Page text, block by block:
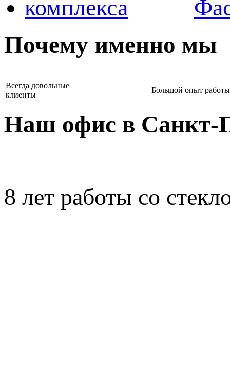
Почему именно мы
Всегда довольные
клиенты
Большой опыт
Наш офис в Санкт-
8 лет работы со